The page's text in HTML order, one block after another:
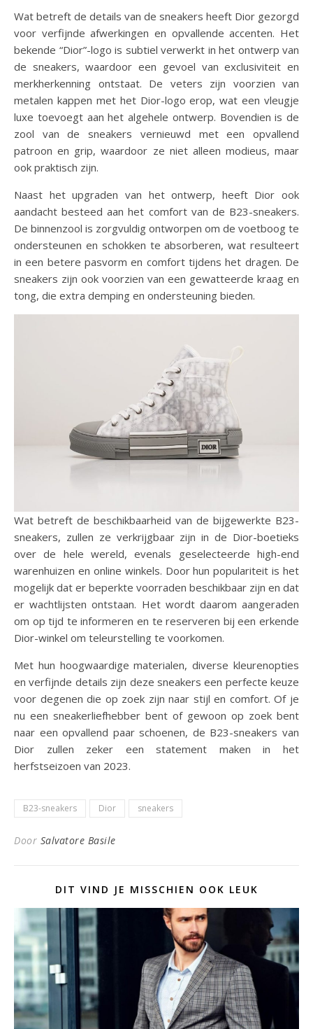
Wat betreft de details van de sneakers heeft Dior gezorgd
voor verfijnde afwerkingen en opvallende accenten. Het
bekende “Dior”-logo is subtiel verwerkt in het ontwerp van
de sneakers, waardoor een gevoel van exclusiviteit en
merkherkenning ontstaat. De veters zijn voorzien van
metalen kappen met het Dior-logo erop, wat een vleugje
luxe toevoegt aan het algehele ontwerp. Bovendien is de
zool van de sneakers vernieuwd met een opvallend
patroon en grip, waardoor ze niet alleen modieus, maar
ook praktisch zijn.
Naast het upgraden van het ontwerp, heeft Dior ook
aandacht besteed aan het comfort van de B23-sneakers.
De binnenzool is zorgvuldig ontworpen om de voetboog te
ondersteunen en schokken te absorberen, wat resulteert
in een betere pasvorm en comfort tijdens het dragen. De
sneakers zijn ook voorzien van een gewatteerde kraag en
tong, die extra demping en ondersteuning bieden.
Wat betreft de beschikbaarheid van de bijgewerkte B23-
sneakers, zullen ze verkrijgbaar zijn in de Dior-boetieks
over de hele wereld, evenals geselecteerde high-end
warenhuizen en online winkels. Door hun populariteit is het
mogelijk dat er beperkte voorraden beschikbaar zijn en dat
er wachtlijsten ontstaan. Het wordt daarom aangeraden
om op tijd te informeren en te reserveren bij een erkende
Dior-winkel om teleurstelling te voorkomen.
Met hun hoogwaardige materialen, diverse kleurenopties
en verfijnde details zijn deze sneakers een perfecte keuze
voor degenen die op zoek zijn naar stijl en comfort. Of je
nu een sneakerliefhebber bent of gewoon op zoek bent
naar een opvallend paar schoenen, de B23-sneakers van
Dior zullen zeker een statement maken in het
herfstseizoen van 2023.
B23-sneakers Dior sneakers
Door Salvatore Basile
DIT VIND JE MISSCHIEN OOK LEUK